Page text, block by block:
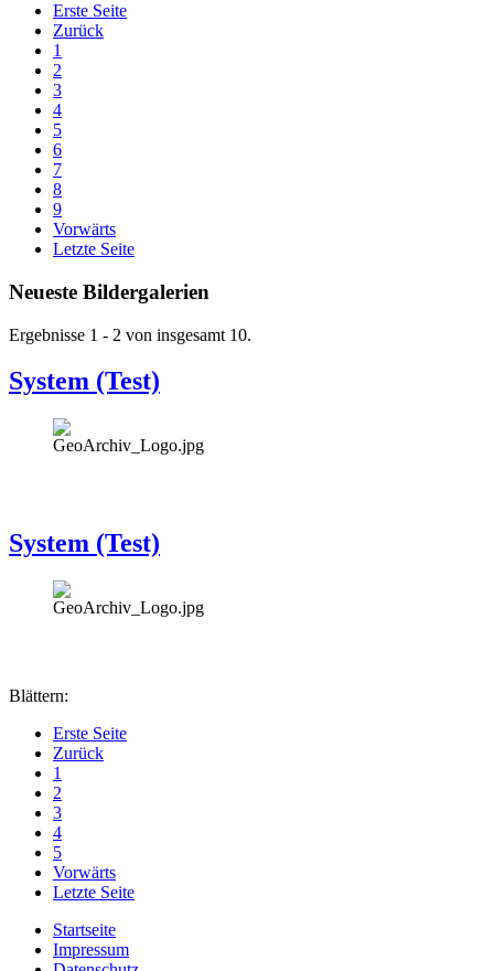
Erste Seite
Zurück
1
2
3
4
5
6
7
8
9
Vorwärts
Letzte Seite
Neueste Bildergalerien
Ergebnisse 1 - 2 von insgesamt 10.
System (Test)
System (Test)
Blättern:
Erste Seite
Zurück
1
2
3
4
5
Vorwärts
Letzte Seite
Startseite
Impressum